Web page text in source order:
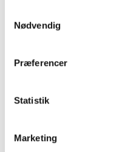
Nødvendig
Præferencer
Statistik
Marketing